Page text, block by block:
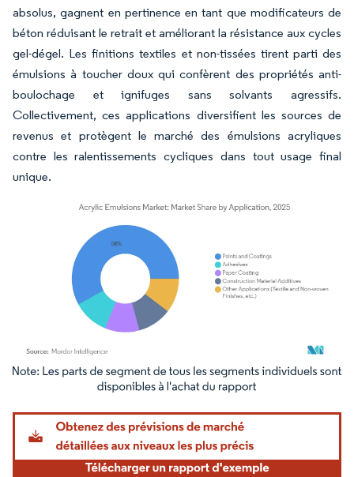
absolus, gagnent en pertinence en tant que modificateurs de
béton réduisant le retrait et améliorant la résistance aux cycles
gel-dégel. Les finitions textiles et non-tissées tirent parti des
émulsions à toucher doux qui confèrent des propriétés anti-
boulochage et ignifuges sans solvants agressifs.
Collectivement, ces applications diversifient les sources de
revenus et protègent le marché des émulsions acryliques
contre les ralentissements cycliques dans tout usage final
unique.
Image © Mordor Intelligence. La réutilisation nécessite une attribution sous CC BY